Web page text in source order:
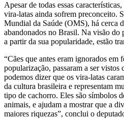
Apesar de todas essas
vira-latas ainda sofrem preconceito.
Mundial da Saúde (OMS), há cerca
abandonados no Brasil. Na visão do
a partir da sua popularidade, estão
“Cães que antes eram ignorados em
popularização, passaram a ser
podemos dizer que os vira-latas
da cultura brasileira e representam
tipo de cachorro. Eles são símbolos
animais, e ajudam a mostrar que a
maiores riquezas”, conclui o